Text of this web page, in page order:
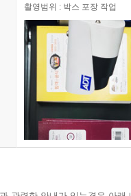
기, 혹은 필요악 331
연인들 337
지 347
촬영범위 : 박스 포장 작업